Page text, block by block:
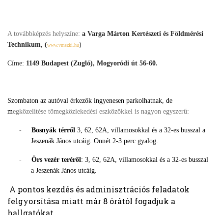
A továbbképzés helyszíne: a Varga Márton Kertészeti és Földmérési
Technikum, (www.vmszki.hu)
Címe: 1149 Budapest (Zugló), Mogyoródi út 56-60.
Szombaton az autóval érkezők ingyenesen parkolhatnak, de
megközelítése tömegközlekedési eszközökkel is nagyon egyszerű:
- Bosnyák térről 3, 62, 62A, villamosokkal és a 32-es busszal a
Jeszenák János utcáig. Onnét 2-3 perc gyalog.
- Örs vezér teréről : 3, 62, 62A, villamosokkal és a 32-es busszal
a Jeszenák János utcáig.
A pontos kezdés és adminisztrációs feladatok
felgyorsítása miatt már 8 órától fogadjuk a
hallgatókat.